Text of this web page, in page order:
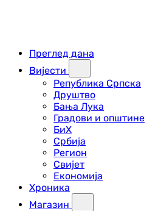
Преглед дана
Вијести
Република Српска
Друштво
Бања Лука
Градови и општине
БиХ
Србија
Регион
Свијет
Економија
Хроника
Магазин